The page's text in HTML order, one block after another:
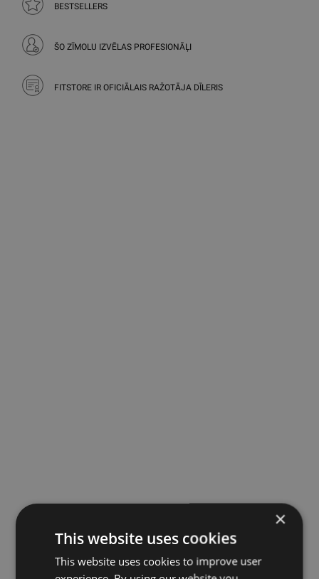
BESTSELLERS
ŠO ZĪMOLU IZVĒLAS PROFESIONĀĻI
FITSTORE IR OFICIĀLAIS RAŽOTĀJA DĪLERIS
×
This website uses cookies
This website uses cookies to improve user